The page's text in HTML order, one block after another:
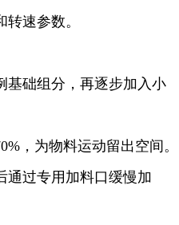
速参数。
基础组分，再逐步加入小
，为物料运动留出空间。
通过专用加料口缓慢加